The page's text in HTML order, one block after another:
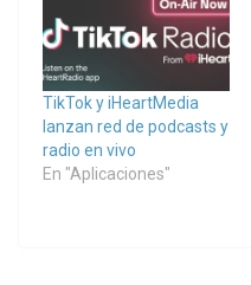
TikTok y iHeartMedia
lanzan red de podcasts y
radio en vivo
En "Aplicaciones"